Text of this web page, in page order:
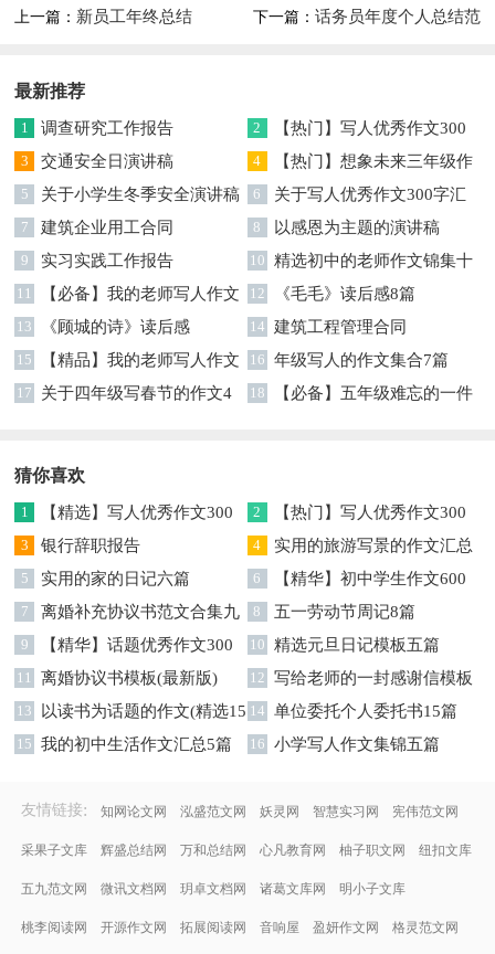
上一篇： 新员工年终总结 下一篇： 话务员年度个人总结范
最新推荐
1 调查研究工作报告 2
【热门】写人优秀作文300
字集合7篇
3 交通安全日演讲稿 4
【热门】想象未来三年级作
文汇编7篇
5 关于小学生冬季安全演讲稿 6
关于写人优秀作文300字汇
编六篇
7 建筑企业用工合同 8 以感恩为主题的演讲稿
9 实习实践工作报告 10 精选初中的老师作文锦集十
篇
11
【必备】我的老师写人作文
集合八篇
12 《毛毛》读后感8篇
13 《顾城的诗》读后感 14 建筑工程管理合同
15
【精品】我的老师写人作文
集合5篇
16 年级写人的作文集合7篇
17
关于四年级写春节的作文4
18
【必备】五年级难忘的一件
猜你喜欢
1
【精选】写人优秀作文300
字集锦八篇
2
【热门】写人优秀作文300
字汇总8篇
3 银行辞职报告 4
实用的旅游写景的作文汇总
九篇
5 实用的家的日记六篇 6
【精华】初中学生作文600
字集合十篇
7
离婚补充协议书范文合集九
篇
8 五一劳动节周记8篇
9
【精华】话题优秀作文300
字集合9篇
10 精选元旦日记模板五篇
11 离婚协议书模板(最新版) 12 写给老师的一封感谢信模板
汇编9篇
13
以读书为话题的作文(精选15
篇)
14 单位委托个人委托书15篇
15 我的初中生活作文汇总5篇 16 小学写人作文集锦五篇
友情链接: 知网论文网 泓盛范文网 妖灵网 智慧实习网 宪伟范文网
采果子文库 辉盛总结网 万和总结网 心凡教育网 柚子职文网 纽扣文库
五九范文网 微讯文档网 玥卓文档网 诸葛文库网 明小子文库
桃李阅读网 开源作文网 拓展阅读网 音响屋 盈妍作文网 格灵范文网